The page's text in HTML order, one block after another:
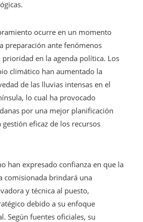
ocurre en un momento
preparación ante fenómenos
en la agenda política. Los
climático han aumentado la
de las lluvias intensas en el
lo cual ha provocado
por una mejor planificación
eficaz de los recursos
han expresado confianza en que la
comisionada brindará una
y técnica al puesto,
debido a su enfoque
Según fuentes oficiales, su